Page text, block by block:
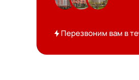
Перезвоним вам в